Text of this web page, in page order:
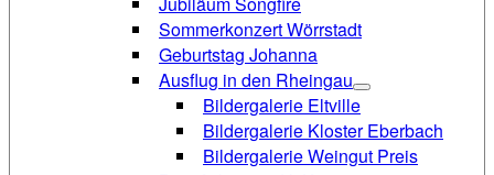
Sommerkonzert Wörrstadt
Geburtstag Johanna
Ausflug in den Rheingau
Bildergalerie Eltville
Bildergalerie Kloster Eberbach
Bildergalerie Weingut Preis